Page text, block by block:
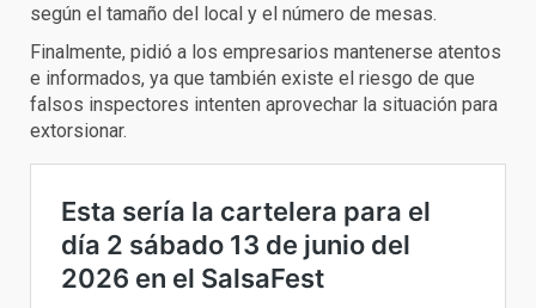
según el tamaño del local y el número de mesas.
Finalmente, pidió a los empresarios mantenerse atentos
e informados, ya que también existe el riesgo de que
falsos inspectores intenten aprovechar la situación para
extorsionar.